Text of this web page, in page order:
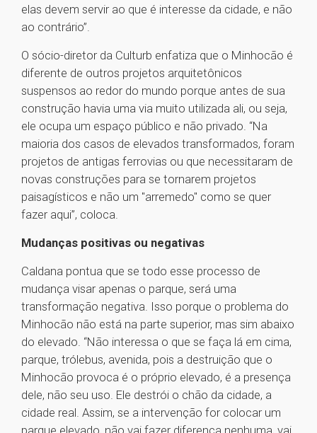
elas devem servir ao que é interesse da cidade, e não
ao contrário”.
O sócio-diretor da Culturb enfatiza que o Minhocão é
diferente de outros projetos arquitetônicos
suspensos ao redor do mundo porque antes de sua
construção havia uma via muito utilizada ali, ou seja,
ele ocupa um espaço público e não privado. “Na
maioria dos casos de elevados transformados, foram
projetos de antigas ferrovias ou que necessitaram de
novas construções para se tornarem projetos
paisagísticos e não um "arremedo" como se quer
fazer aqui”, coloca.
Mudanças positivas ou negativas
Caldana pontua que se todo esse processo de
mudança visar apenas o parque, será uma
transformação negativa. Isso porque o problema do
Minhocão não está na parte superior, mas sim abaixo
do elevado. “Não interessa o que se faça lá em cima,
parque, trólebus, avenida, pois a destruição que o
Minhocão provoca é o próprio elevado, é a presença
dele, não seu uso. Ele destrói o chão da cidade, a
cidade real. Assim, se a intervenção for colocar um